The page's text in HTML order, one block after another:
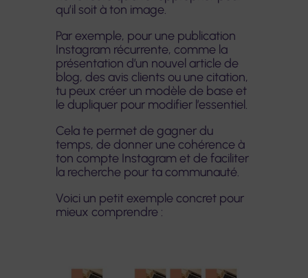
qu’il soit à ton image.
Par exemple, pour une publication
Instagram récurrente, comme la
présentation d’un nouvel article de
blog, des avis clients ou une citation,
tu peux créer un modèle de base et
le dupliquer pour modifier l’essentiel.
Cela te permet de gagner du
temps, de donner une cohérence à
ton compte Instagram et de faciliter
la recherche pour ta communauté.
Voici un petit exemple concret pour
mieux comprendre :